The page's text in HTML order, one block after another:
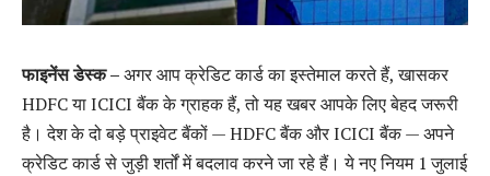
फाइनेंस डेस्क –अगर आप क्रेडिट कार्ड का इस्तेमाल करते हैं, खासकर
HDFC या ICICI बैंक के ग्राहक हैं, तो यह खबर आपके लिए बेहद जरूरी
है। देश के दो बड़े प्राइवेट बैंकों — HDFC बैंक और ICICI बैंक — अपने
क्रेडिट कार्ड से जुड़ी शर्तों में बदलाव करने जा रहे हैं। ये नए नियम 1 जुलाई